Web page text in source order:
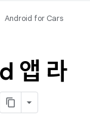
Android for Cars
앱 라